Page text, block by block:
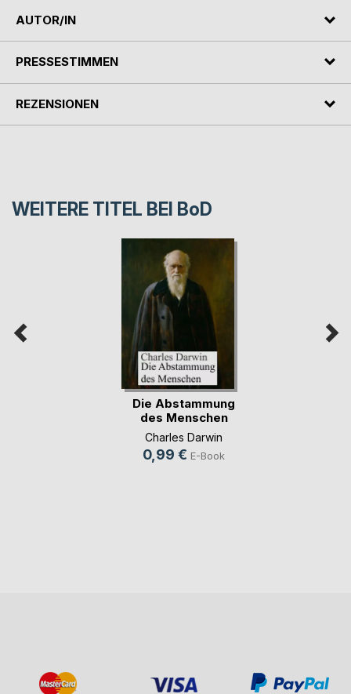
AUTOR/IN
PRESSESTIMMEN
REZENSIONEN
WEITERE TITEL BEI BoD
Die Abstammung
des Menschen
Charles Darwin
0,99 € E-Book